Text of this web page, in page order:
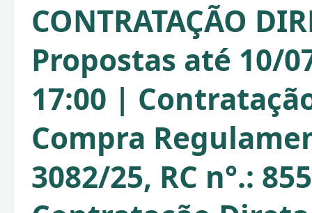
CONTRATAÇÃO
Propostas até 10/
17:00 |
Compra
3082/25, RC n°.: